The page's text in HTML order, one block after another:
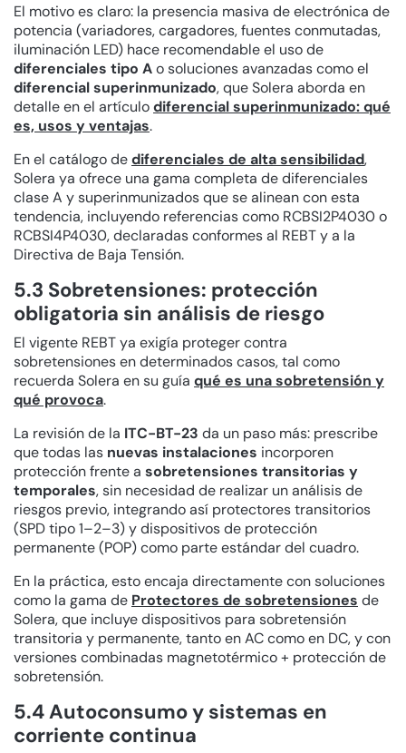
El motivo es claro: la presencia masiva de electrónica de
potencia (variadores, cargadores, fuentes conmutadas,
iluminación LED) hace recomendable el uso de
diferenciales tipo Ao soluciones avanzadas como el
diferencial superinmunizado, que Solera aborda en
detalle en el artículodiferencial superinmunizado: qué
es, usos y ventajas.
En el catálogo dediferenciales de alta sensibilidad,
Solera ya ofrece una gama completa de diferenciales
clase A y superinmunizados que se alinean con esta
tendencia, incluyendo referencias como RCBSI2P4030 o
RCBSI4P4030, declaradas conformes al REBT y a la
Directiva de Baja Tensión.
5.3 Sobretensiones: protección
obligatoria sin análisis de riesgo
El vigente REBT ya exigía proteger contra
sobretensiones en determinados casos, tal como
recuerda Solera en su guía qué es una sobretensión y
qué provoca.
La revisión de la ITC-BT-23 da un paso más: prescribe
que todas las nuevas instalaciones incorporen
protección frente a sobretensiones transitorias y
temporales, sin necesidad de realizar un análisis de
riesgos previo, integrando así protectores transitorios
(SPD tipo 1–2–3) y dispositivos de protección
permanente (POP) como parte estándar del cuadro.
En la práctica, esto encaja directamente con soluciones
como la gama de Protectores de sobretensiones de
Solera, que incluye dispositivos para sobretensión
transitoria y permanente, tanto en AC como en DC, y con
versiones combinadas magnetotérmico + protección de
sobretensión.
5.4 Autoconsumo y sistemas en
corriente continua